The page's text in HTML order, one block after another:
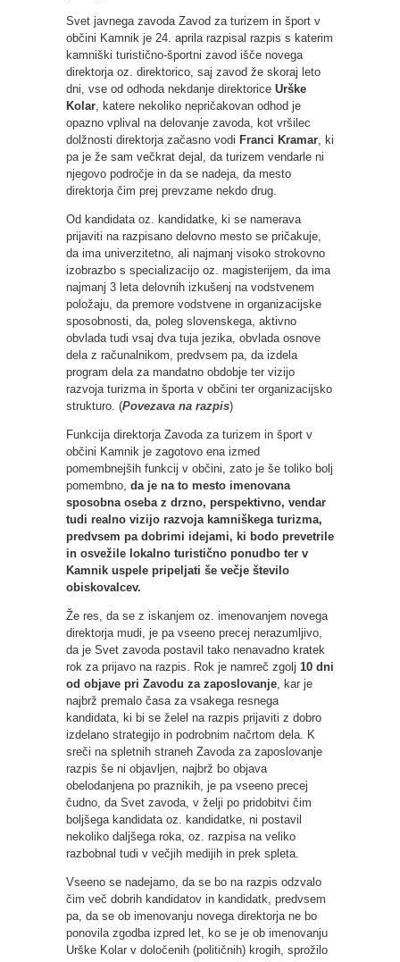
Svet javnega zavoda Zavod za turizem in šport v
občini Kamnik je 24. aprila razpisal razpis s katerim
kamniški turistično-športni zavod išče novega
direktorja oz. direktorico, saj zavod že skoraj leto
dni, vse od odhoda nekdanje direktorice Urške
Kolar , katere nekoliko nepričakovan odhod je
opazno vplival na delovanje zavoda, kot vršilec
dolžnosti direktorja začasno vodi Franci Kramar , ki
pa je že sam večkrat dejal, da turizem vendarle ni
njegovo področje in da se nadeja, da mesto
direktorja čim prej prevzame nekdo drug.
Od kandidata oz. kandidatke, ki se namerava
prijaviti na razpisano delovno mesto se pričakuje,
da ima univerzitetno, ali najmanj visoko strokovno
izobrazbo s specializacijo oz. magisterijem, da ima
najmanj 3 leta delovnih izkušenj na vodstvenem
položaju, da premore vodstvene in organizacijske
sposobnosti, da, poleg slovenskega, aktivno
obvlada tudi vsaj dva tuja jezika, obvlada osnove
dela z računalnikom, predvsem pa, da izdela
program dela za mandatno obdobje ter vizijo
razvoja turizma in športa v občini ter organizacijsko
strukturo. (Povezava na razpis)
Funkcija direktorja Zavoda za turizem in šport v
občini Kamnik je zagotovo ena izmed
pomembnejših funkcij v občini, zato je še toliko bolj
pomembno, da je na to mesto imenovana
sposobna oseba z drzno, perspektivno, vendar
tudi realno vizijo razvoja kamniškega turizma,
predvsem pa dobrimi idejami, ki bodo prevetrile
in osvežile lokalno turistično ponudbo ter v
Kamnik uspele pripeljati še večje število
obiskovalcev.
Že res, da se z iskanjem oz. imenovanjem novega
direktorja mudi, je pa vseeno precej nerazumljivo,
da je Svet zavoda postavil tako nenavadno kratek
rok za prijavo na razpis. Rok je namreč zgolj 10 dni
od objave pri Zavodu za zaposlovanje , kar je
najbrž premalo časa za vsakega resnega
kandidata, ki bi se želel na razpis prijaviti z dobro
izdelano strategijo in podrobnim načrtom dela. K
sreči na spletnih straneh Zavoda za zaposlovanje
razpis še ni objavljen, najbrž bo objava
obelodanjena po praznikih, je pa vseeno precej
čudno, da Svet zavoda, v želji po pridobitvi čim
boljšega kandidata oz. kandidatke, ni postavil
nekoliko daljšega roka, oz. razpisa na veliko
razbobnal tudi v večjih medijih in prek spleta.
Vseeno se nadejamo, da se bo na razpis odzvalo
čim več dobrih kandidatov in kandidatk, predvsem
pa, da se ob imenovanju novega direktorja ne bo
ponovila zgodba izpred let, ko se je ob imenovanju
Urške Kolar v določenih (političnih) krogih, sprožilo